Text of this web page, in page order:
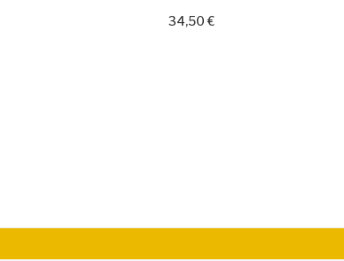
34,50 €Adicionar ao carrinho